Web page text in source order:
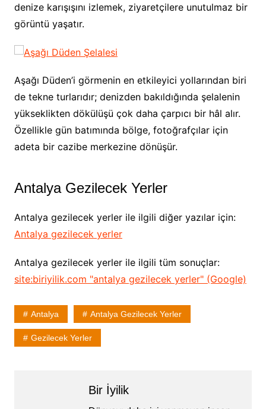
denize karışışını izlemek, ziyaretçilere unutulmaz bir
görüntü yaşatır.
Aşağı Düden’i görmenin en etkileyici yollarından biri
de tekne turlarıdır; denizden bakıldığında şelalenin
yükseklikten dökülüşü çok daha çarpıcı bir hâl alır.
Özellikle gün batımında bölge, fotoğrafçılar için
adeta bir cazibe merkezine dönüşür.
Antalya Gezilecek Yerler
Antalya gezilecek yerler ile ilgili diğer yazılar için:
Antalya gezilecek yerler
Antalya gezilecek yerler ile ilgili tüm sonuçlar:
site:biriyilik.com "antalya gezilecek yerler" (Google)
Antalya Antalya Gezilecek Yerler
Gezilecek Yerler
Bir İyilik